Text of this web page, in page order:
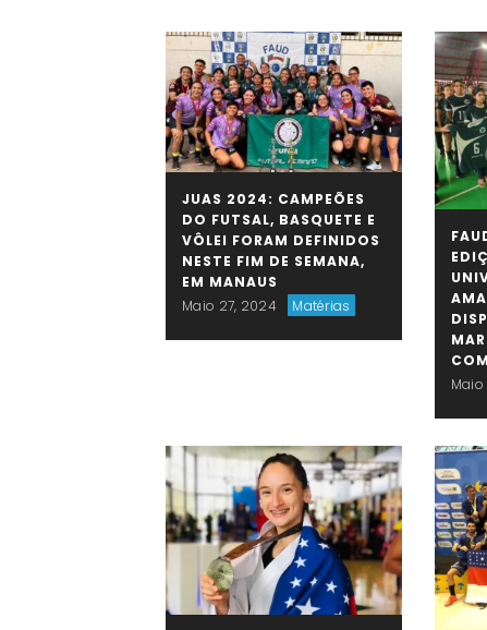
JUAS 2024: CAMPEÕES
DO FUTSAL, BASQUETE E
VÔLEI FORAM DEFINIDOS
NESTE FIM DE SEMANA,
EM MANAUS
Maio 27, 2024
Matérias